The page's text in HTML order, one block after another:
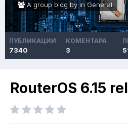
A group blog by inGeneral
ПУБЛИКАЦИИ
7340
КОМЕНТАРА
3
RouterOS 6.15